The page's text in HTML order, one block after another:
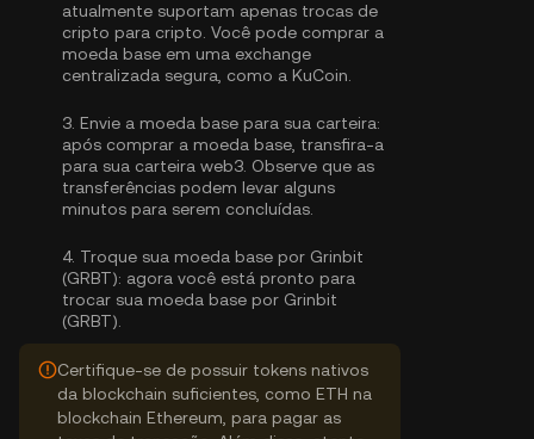
atualmente suportam apenas trocas de
cripto para cripto. Você pode comprar a
moeda base em uma exchange
centralizada segura, como a KuCoin.
3. Envie a moeda base para sua carteira:
após comprar a moeda base, transfira-a
para sua carteira web3. Observe que as
transferências podem levar alguns
minutos para serem concluídas.
4. Troque sua moeda base por Grinbit
(GRBT): agora você está pronto para
trocar sua moeda base por Grinbit
(GRBT).
Certifique-se de possuir tokens nativos
da blockchain suficientes, como ETH na
blockchain Ethereum, para pagar as